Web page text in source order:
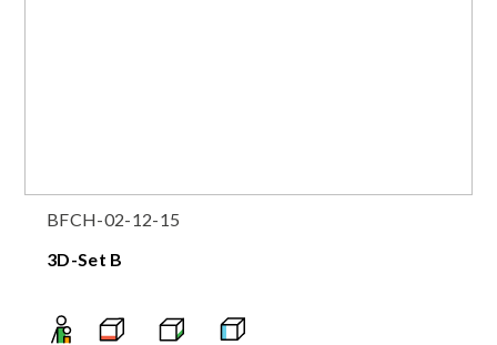
BFCH-02-12-15
3D-Set B